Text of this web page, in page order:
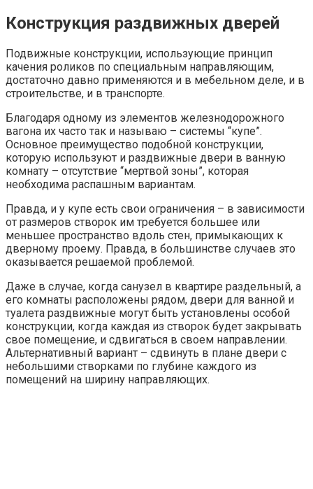
Конструкция раздвижных дверей
Подвижные конструкции, использующие принцип
качения роликов по специальным направляющим,
достаточно давно применяются и в мебельном деле, и в
строительстве, и в транспорте.
Благодаря одному из элементов железнодорожного
вагона их часто так и называю – системы “купе”.
Основное преимущество подобной конструкции,
которую используют и раздвижные двери в ванную
комнату – отсутствие “мертвой зоны”, которая
необходима распашным вариантам.
Правда, и у купе есть свои ограничения – в зависимости
от размеров створок им требуется большее или
меньшее пространство вдоль стен, примыкающих к
дверному проему. Правда, в большинстве случаев это
оказывается решаемой проблемой.
Даже в случае, когда санузел в квартире раздельный, а
его комнаты расположены рядом, двери для ванной и
туалета раздвижные могут быть установлены особой
конструкции, когда каждая из створок будет закрывать
свое помещение, и сдвигаться в своем направлении.
Альтернативный вариант – сдвинуть в плане двери с
небольшими створками по глубине каждого из
помещений на ширину направляющих.